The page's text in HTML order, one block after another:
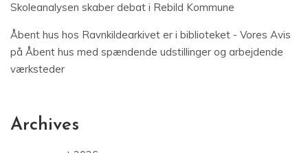
Skoleanalysen skaber debat i Rebild Kommune
Åbent hus hos Ravnkildearkivet er i biblioteket - Vores Avis
på Åbent hus med spændende udstillinger og arbejdende
værksteder
Archives